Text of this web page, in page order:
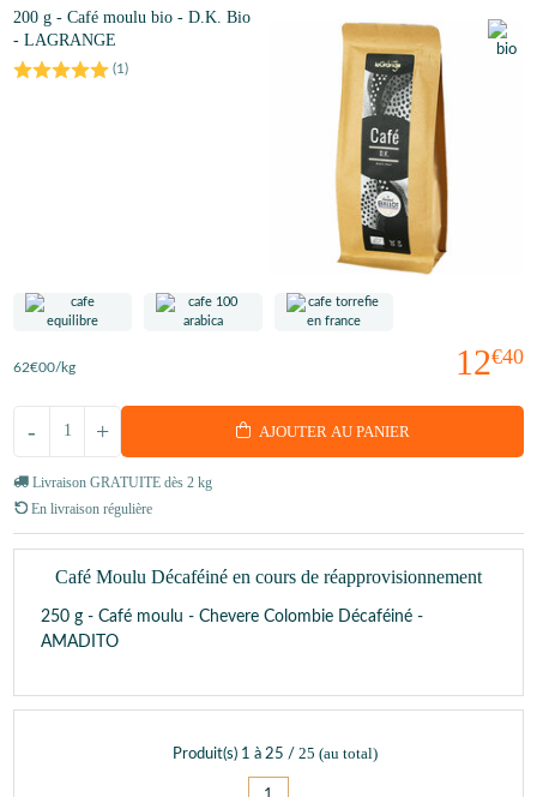
200 g - Café moulu bio - D.K. Bio
- LAGRANGE
(1 )
12€40
62€00/kg
+
- AJOUTER AU PANIER
Livraison GRATUITE dès 2 kg
En livraison régulière
Café Moulu Décaféiné en cours de réapprovisionnement
250 g - Café moulu - Chevere Colombie Décaféiné -
AMADITO
Produit(s) 1 à 25 / 25 (au total)